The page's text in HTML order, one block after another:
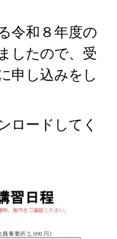
令和８年度の
したので、受
申し込みをし
ロードしてく